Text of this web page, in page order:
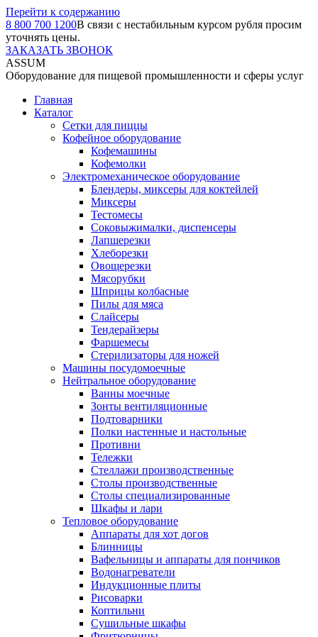
Перейти к содержанию
8 800 700 1200В связи с нестабильным курсом рубля просим
уточнять цены.
ЗАКАЗАТЬ ЗВОНОК
ASSUM
Оборудование для пищевой промышленности и сферы услуг
Главная
Каталог
Сетки для пиццы
Кофейное оборудование
Кофемашины
Кофемолки
Электромеханическое оборудование
Блендеры, миксеры для коктейлей
Миксеры
Тестомесы
Соковыжималки, диспенсеры
Лапшерезки
Хлеборезки
Овощерезки
Мясорубки
Шприцы колбасные
Пилы для мяса
Слайсеры
Тендерайзеры
Фаршемесы
Стерилизаторы для ножей
Машины посудомоечные
Нейтральное оборудование
Ванны моечные
Зонты вентиляционные
Подтоварники
Полки настенные и настольные
Противни
Тележки
Стеллажи производственные
Столы производственные
Столы специализированные
Шкафы и лари
Тепловое оборудование
Аппараты для хот догов
Блинницы
Вафельницы и аппараты для пончиков
Водонагреватели
Индукционные плиты
Рисоварки
Коптильни
Сушильные шкафы